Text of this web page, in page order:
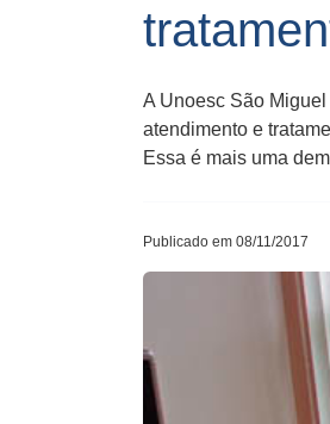
A Unoesc São
atendimento e
Essa é mais uma
Publicado em 08/11/2017